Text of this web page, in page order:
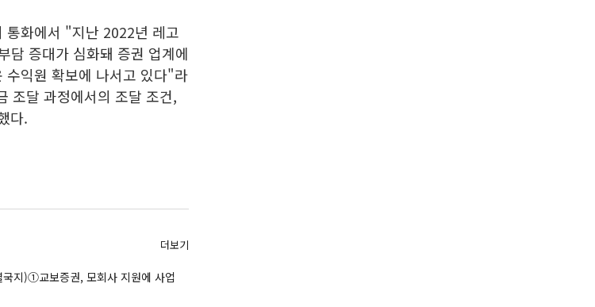
통화에서 "지난 2022년 레고
담 증대가 심화돼 증권 업계에
수익원 확보에 나서고 있다"라
조달 과정에서의 조달 조건,
다.
더보기
국지)①교보증권, 모회사 지원에 사업